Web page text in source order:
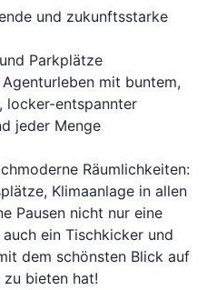
und zukunftsstarke
Parkplätze
mit buntem,
locker-entspannter
jeder Menge
Räumlichkeiten:
Klimaanlage in allen
Pausen nicht nur eine
ein Tischkicker und
dem schönsten Blick auf
bieten hat!